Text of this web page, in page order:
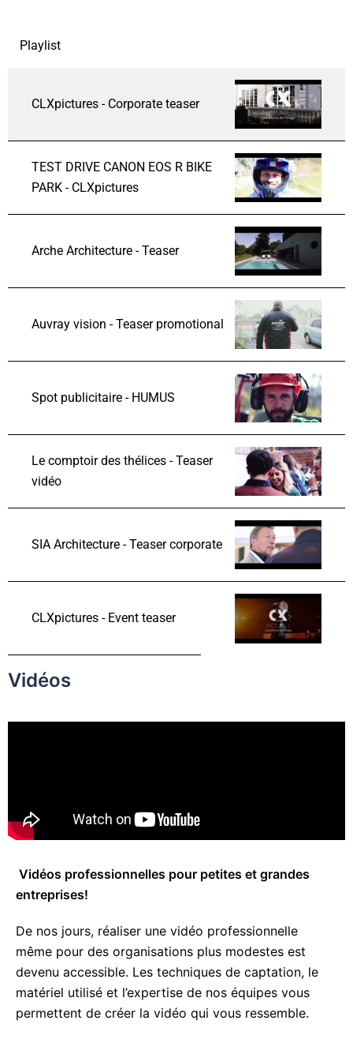
Playlist
CLXpictures - Corporate teaser
TEST DRIVE CANON EOS R BIKE
PARK - CLXpictures
Arche Architecture - Teaser
Auvray vision - Teaser promotional
Spot publicitaire - HUMUS
Le comptoir des thélices - Teaser
vidéo
SIA Architecture - Teaser corporate
CLXpictures - Event teaser
Vidéos
Vidéos professionnelles pour petites et grandes
entreprises!
De nos jours, réaliser une vidéo professionnelle
même pour des organisations plus modestes est
devenu accessible. Les techniques de captation, le
matériel utilisé et l’expertise de nos équipes vous
permettent de créer la vidéo qui vous ressemble.